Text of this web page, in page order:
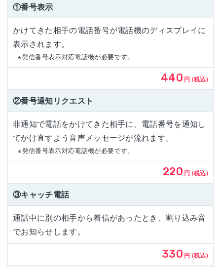
①番号表示
かけてきた相手の電話番号が電話機のディスプレイに
表示されます。
※発信番号表示対応電話機が必要です。
440 円 (税込)
②番号通知リクエスト
非通知で電話をかけてきた相手に、電話番号を通知し
てかけ直すよう音声メッセージが流れます。
※発信番号表示対応電話機が必要です。
220 円 (税込)
③キャッチ電話
通話中に別の相手から着信があったとき、割り込み音
でお知らせします。
330 円 (税込)